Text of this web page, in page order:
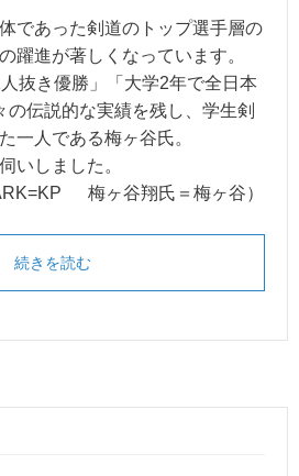
であった剣道のトップ選手層の
躍進が著しくなっています。
抜き優勝」「大学2年で全日本
の伝説的な実績を残し、学生剣
一人である梅ヶ谷氏。
いしました。
梅ヶ谷翔氏＝梅ヶ谷）
続きを読む